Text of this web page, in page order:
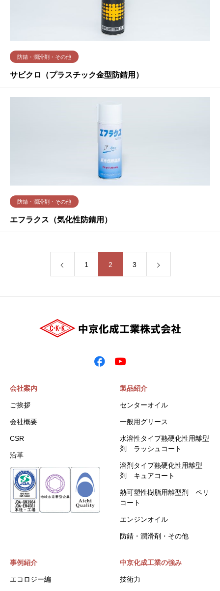
防錆・潤滑剤・その他
サビクロ（プラスチック金型防錆用）
防錆・潤滑剤・その他
エフラクス（気化性防錆用）
1 2 3
会社案内
ご挨拶
会社概要
CSR
沿革
製品紹介
センターオイル
一般用グリース
水溶性タイプ熱硬化性用離型
剤 ラッシュコート
溶剤タイプ熱硬化性用離型
剤 キュアコート
熱可塑性樹脂用離型剤 ペリ
コート
エンジンオイル
防錆・潤滑剤・その他
事例紹介
エコロジー編
中京化成工業の強み
技術力